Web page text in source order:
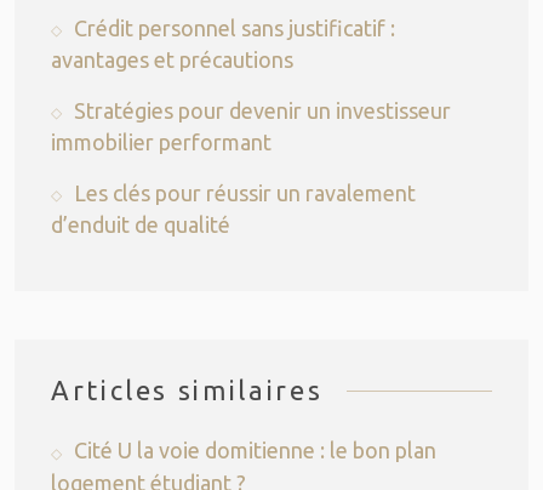
Crédit personnel sans justificatif :
avantages et précautions
Stratégies pour devenir un investisseur
immobilier performant
Les clés pour réussir un ravalement
d’enduit de qualité
Articles similaires
Cité U la voie domitienne : le bon plan
logement étudiant ?